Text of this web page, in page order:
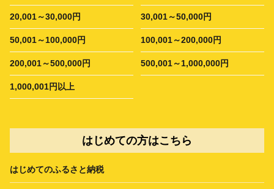
20,001～30,000円 30,001～50,000円
50,001～100,000円 100,001～200,000円
200,001～500,000円 500,001～1,000,000円
1,000,001円以上
はじめての方はこちら
はじめてのふるさと納税